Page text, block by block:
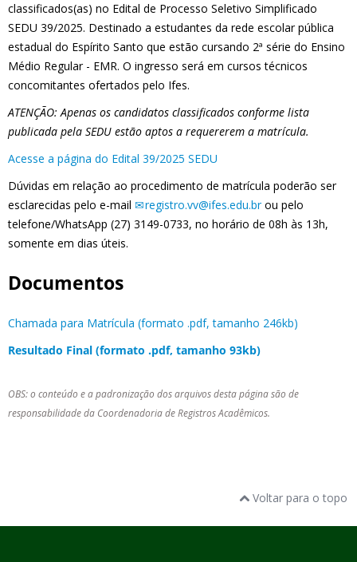
classificados(as) no Edital de Processo Seletivo Simplificado
SEDU 39/2025. Destinado a estudantes da rede escolar pública
estadual do Espírito Santo que estão cursando 2ª série do Ensino
Médio Regular - EMR. O ingresso será em cursos técnicos
concomitantes ofertados pelo Ifes.
ATENÇÃO: Apenas os candidatos classificados conforme lista
publicada pela SEDU estão aptos a requererem a matrícula.
Acesse a página do Edital 39/2025 SEDU
Dúvidas em relação ao procedimento de matrícula poderão ser
esclarecidas pelo e-mail
registro.vv@ifes.edu.brou pelo
telefone/WhatsApp (27) 3149-0733, no horário de 08h às 13h,
somente em dias úteis.
Documentos
Chamada para Matrícula (formato .pdf, tamanho 246kb)
Resultado Final (formato .pdf, tamanho 93kb)
OBS: o conteúdo e a padronização dos arquivos desta página são de
responsabilidade da Coordenadoria de Registros Acadêmicos.
Voltar para o topo